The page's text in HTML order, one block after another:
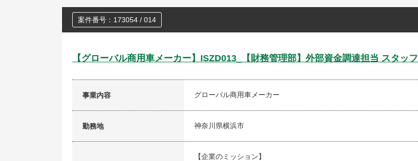
案件番号：173054 / 014
【グローバル商用車メーカー】ISZD013_【財務管理部】外部資金調達担当 スタッフ
事業内容 グローバル商用車メーカー
勤務地 神奈川県横浜市
【企業のミッション】